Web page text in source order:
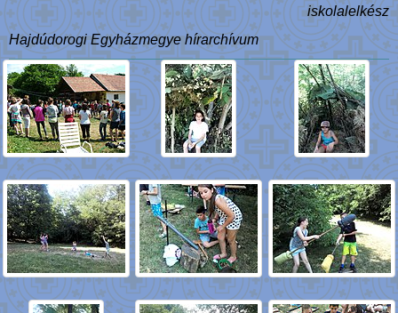
iskolalelkész
Hajdúdorogi Egyházmegye hírarchívum